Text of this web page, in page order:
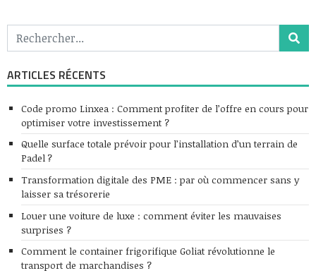
ARTICLES RÉCENTS
Code promo Linxea : Comment profiter de l’offre en cours pour
optimiser votre investissement ?
Quelle surface totale prévoir pour l’installation d’un terrain de
Padel ?
Transformation digitale des PME : par où commencer sans y
laisser sa trésorerie
Louer une voiture de luxe : comment éviter les mauvaises
surprises ?
Comment le container frigorifique Goliat révolutionne le
transport de marchandises ?